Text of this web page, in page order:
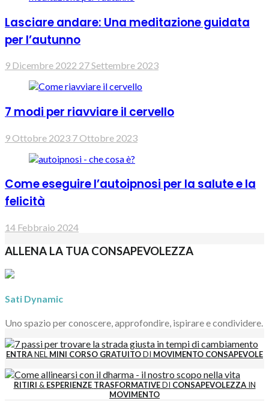
Lasciare andare: Una meditazione guidata
per l’autunno
9 Dicembre 2022 27 Settembre 2023
7 modi per riavviare il cervello
9 Ottobre 2023 7 Ottobre 2023
Come eseguire l’autoipnosi per la salute e la
felicità
14 Febbraio 2024
ALLENA LA TUA CONSAPEVOLEZZA
Sati Dynamic
Uno spazio per conoscere, approfondire, ispirare e condividere.
ENTRANEL MINI CORSO GRATUITODI MOVIMENTO CONSAPEVOLE
RITIRI & ESPERIENZE TRASFORMATIVEDI CONSAPEVOLEZZAIN
MOVIMENTO